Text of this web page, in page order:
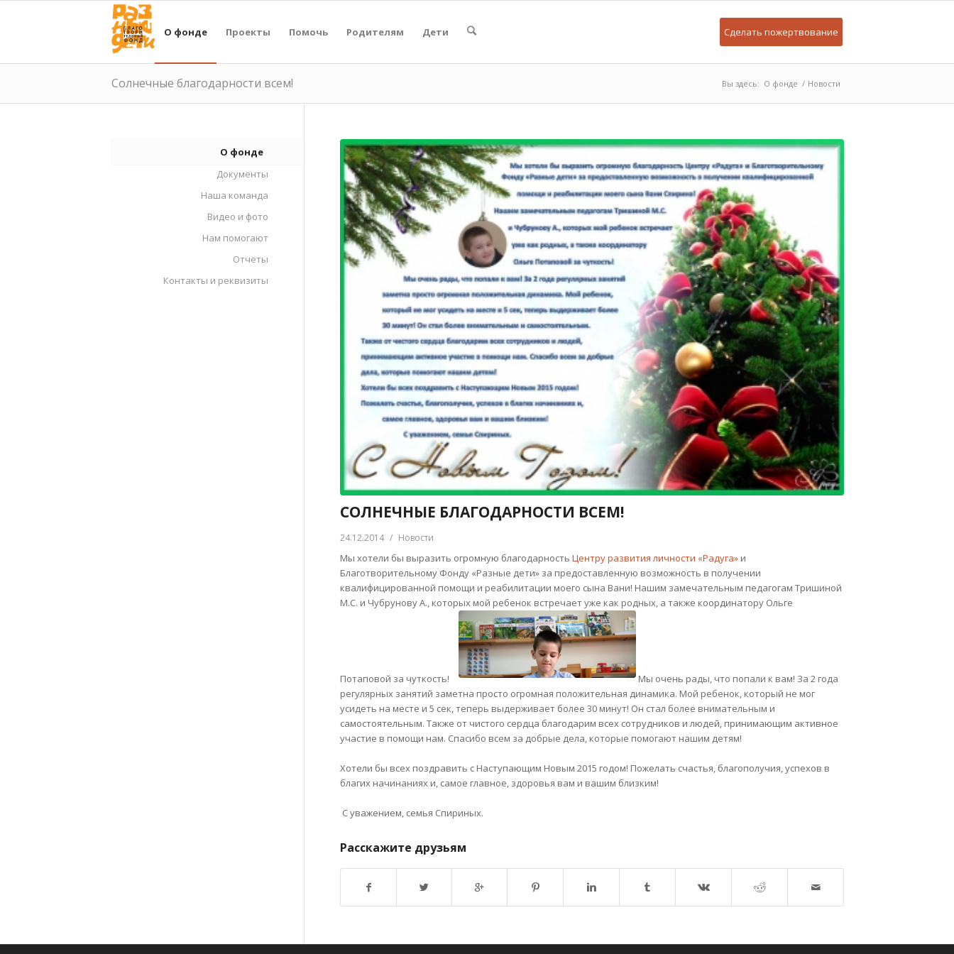
О фонде Проекты Помочь Родителям Дети Сделать пожертвование
Солнечные благодарности всем! Вы здесь: О фонде / Новости
О фонде
Документы
Наша команда
Видео и фото
Нам помогают
Отчеты
Контакты и реквизиты
СОЛНЕЧНЫЕ БЛАГОДАРНОСТИ ВСЕМ!
24.12.2014 / Новости
Мы хотели бы выразить огромную благодарность Центру развития личности «Радуга» и
Благотворительному Фонду «Разные дети» за предоставленную возможность в получении
квалифицированной помощи и реабилитации моего сына Вани! Нашим замечательным педагогам Тришиной
М.С. и Чубрунову А., которых мой ребенок встречает уже как родных, а также координатору Ольге
Потаповой за чуткость!
Мы очень рады, что попали к вам! За 2 года
регулярных занятий заметна просто огромная положительная динамика. Мой ребенок, который не мог
усидеть на месте и 5 сек, теперь выдерживает более 30 минут! Он стал более внимательным и
самостоятельным. Также от чистого сердца благодарим всех сотрудников и людей, принимающим активное
участие в помощи нам. Спасибо всем за добрые дела, которые помогают нашим детям!
Хотели бы всех поздравить с Наступающим Новым 2015 годом! Пожелать счастья, благополучия, успехов в
благих начинаниях и, самое главное, здоровья вам и вашим близким!
С уважением, семья Спириных.
Расскажите друзьям